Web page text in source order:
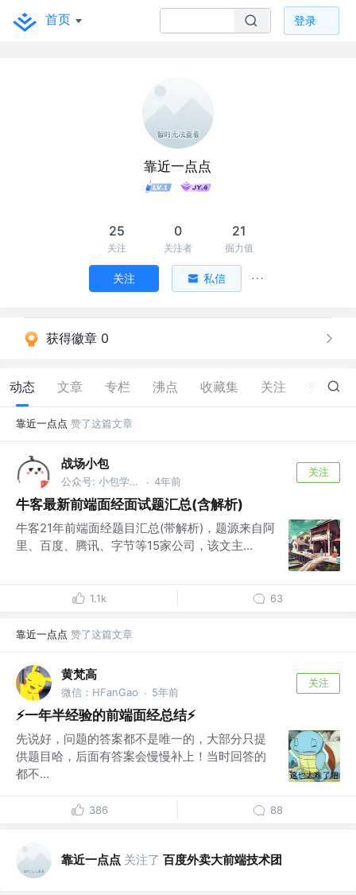
首页 登录
靠近一点点
25
关注
0
关注者
21
掘力值
关注 私信
获得徽章 0
动态 文章 专栏 沸点 收藏集 关注 28
靠近一点点 赞了这篇文章
战场小包
公众号: 小包学前端 · 4年前
关注
牛客最新前端面经面试题汇总(含解析)
牛客21年前端面经题目汇总(带解析)，题源来自阿
里、百度、腾讯、字节等15家公司，该文主...
1.1k 63
靠近一点点 赞了这篇文章
黄梵高
微信：HFanGao · 5年前
关注
⚡️一年半经验的前端面经总结⚡️
先说好，问题的答案都不是唯一的，大部分只提
供题目哈，后面有答案会慢慢补上！当时回答的
都不...
386 88
靠近一点点 关注了 百度外卖大前端技术团